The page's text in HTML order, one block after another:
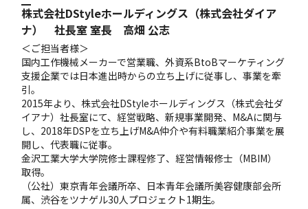
株式会社DStyleホールディングス（株式会社ダイア
ナ） 社長室 室長 高畑 公志
＜ご担当者様＞
国内工作機械メーカーで営業職、外資系BtoBマーケティング
支援企業では日本進出時からの立ち上げに従事し、事業を牽
引。
2015年より、株式会社DStyleホールディングス（株式会社ダ
イアナ）社長室にて、経営戦略、新規事業開発、M&Aに関与
し、2018年DSPを立ち上げM&A仲介や有料職業紹介事業を展
開し、代表職に従事。
金沢工業大学大学院修士課程修了、経営情報修士（MBIM）
取得。
（公社）東京青年会議所卒、日本青年会議所美容健康部会所
属、渋谷をツナゲル30人プロジェクト1期生。